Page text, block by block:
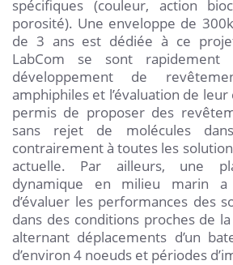
spécifiques (couleur, action
porosité). Une enveloppe de
de 3 ans est dédiée à ce
LabCom se sont
développement de
amphiphiles et l’évaluation de
permis de proposer des
sans rejet de molécules dans
contrairement à toutes les
actuelle. Par ailleurs, une
dynamique en milieu marin
d’évaluer les performances des
dans des conditions proches de
alternant déplacements d’un
d’environ 4 noeuds et périodes